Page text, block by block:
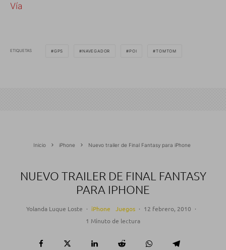
Vía
ETIQUETAS GPS NAVEGADOR POI TOMTOM
Inicio iPhone Nuevo trailer de Final Fantasy para iPhone
NUEVO TRAILER DE FINAL FANTASY
PARA IPHONE
Yolanda Luque Loste · iPhone Juegos · 12 febrero, 2010 ·
1 Minuto de lectura